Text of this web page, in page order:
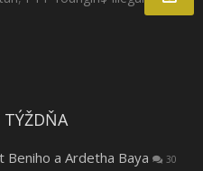
TÝŽDŇA
a Ardetha Baya 30